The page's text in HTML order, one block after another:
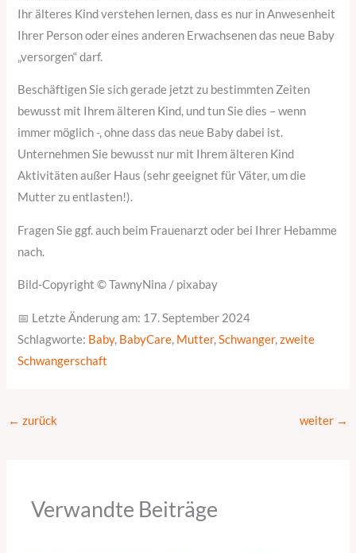
Ihr älteres Kind verstehen lernen, dass es nur in Anwesenheit
Ihrer Person oder eines anderen Erwachsenen das neue Baby
„versorgen“ darf.
Beschäftigen Sie sich gerade jetzt zu bestimmten Zeiten
bewusst mit Ihrem älteren Kind, und tun Sie dies – wenn
immer möglich -, ohne dass das neue Baby dabei ist.
Unternehmen Sie bewusst nur mit Ihrem älteren Kind
Aktivitäten außer Haus (sehr geeignet für Väter, um die
Mutter zu entlasten!).
Fragen Sie ggf. auch beim Frauenarzt oder bei Ihrer Hebamme
nach.
Bild-Copyright © TawnyNina / pixabay
📅 Letzte Änderung am: 17. September 2024
Schlagworte: Baby, BabyCare, Mutter,Schwanger,zweite
Schwangerschaft
← zurück weiter →
Verwandte Beiträge